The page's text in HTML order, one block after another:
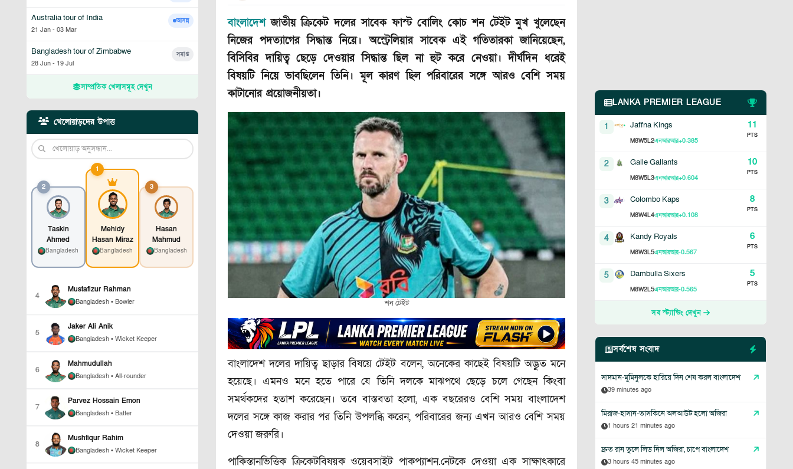
Australia tour of India
21 Jan - 03 Mar
আসন্ন
Bangladesh tour of Zimbabwe
28 Jun - 19 Jul
সমাপ্ত
সাম্প্রতিক খেলাসমূহ দেখুন
খেলোয়াড়দের উপাত্ত
2
Taskin
Ahmed
Bangladesh
1
Mehidy
Hasan Miraz
Bangladesh
3
Hasan
Mahmud
Bangladesh
4
Mustafizur Rahman
Bangladesh • Bowler
5
Jaker Ali Anik
Bangladesh • Wicket Keeper
6
Mahmudullah
Bangladesh • All-rounder
7
Parvez Hossain Emon
Bangladesh • Batter
8
Mushfiqur Rahim
Bangladesh • Wicket Keeper
বাংলাদেশজাতীয় ক্রিকেট দলের সাবেক ফাস্ট বোলিং কোচ শন টেইট মুখ খুলেছেন
নিজের পদত্যাগের সিদ্ধান্ত নিয়ে। অস্ট্রেলিয়ার সাবেক এই গতিতারকা জানিয়েছেন,
বিসিবির দায়িত্ব ছেড়ে দেওয়ার সিদ্ধান্ত ছিল না হুট করে নেওয়া। দীর্ঘদিন ধরেই
বিষয়টি নিয়ে ভাবছিলেন তিনি। মূল কারণ ছিল পরিবারের সঙ্গে আরও বেশি সময়
কাটানোর প্রয়োজনীয়তা।
শন টেইট
বাংলাদেশ দলের দায়িত্ব ছাড়ার বিষয়ে টেইট বলেন, অনেকের কাছেই বিষয়টি অদ্ভুত মনে
হয়েছে। এমনও মনে হতে পারে যে তিনি দলকে মাঝপথে ছেড়ে চলে গেছেন কিংবা
সমর্থকদের হতাশ করেছেন। তবে বাস্তবতা হলো, এক বছরেরও বেশি সময় বাংলাদেশ
দলের সঙ্গে কাজ করার পর তিনি উপলব্ধি করেন, পরিবারের জন্য এখন আরও বেশি সময়
দেওয়া জরুরি।
পাকিস্তানভিত্তিক ক্রিকেটবিষয়ক ওয়েবসাইট পাকপ্যাশন.নেটকে দেওয়া এক সাক্ষাৎকারে
LANKA PREMIER LEAGUE
1 Jaffna Kings
M8W5L2এনআরআর+0.385
11
PTS
2 Galle Gallants
M8W5L3এনআরআর+0.604
10
PTS
3 Colombo Kaps
M8W4L4এনআরআর+0.108
8
PTS
4 Kandy Royals
M8W3L5এনআরআর-0.567
6
PTS
5 Dambulla Sixers
M8W2L5এনআরআর-0.565
5
PTS
সব স্ট্যান্ডিং দেখুন
সর্বশেষ সংবাদ
সাদমান-মুমিনুলকে হারিয়ে দিন শেষ করল বাংলাদেশ
39 minutes ago
মিরাজ-হাসান-তাসকিনে অলআউট হলো অজিরা
1 hours 21 minutes ago
দ্রুত রান তুলে লিড নিল অজিরা, চাপে বাংলাদেশ
3 hours 45 minutes ago